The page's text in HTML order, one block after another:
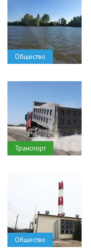
Общество
Транспорт
Общество